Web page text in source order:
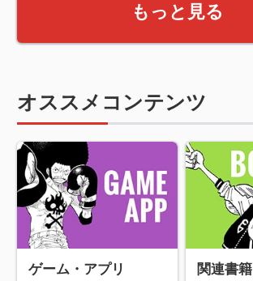
もっと見る
オススメコンテンツ
ゲーム・アプリ 関連書籍